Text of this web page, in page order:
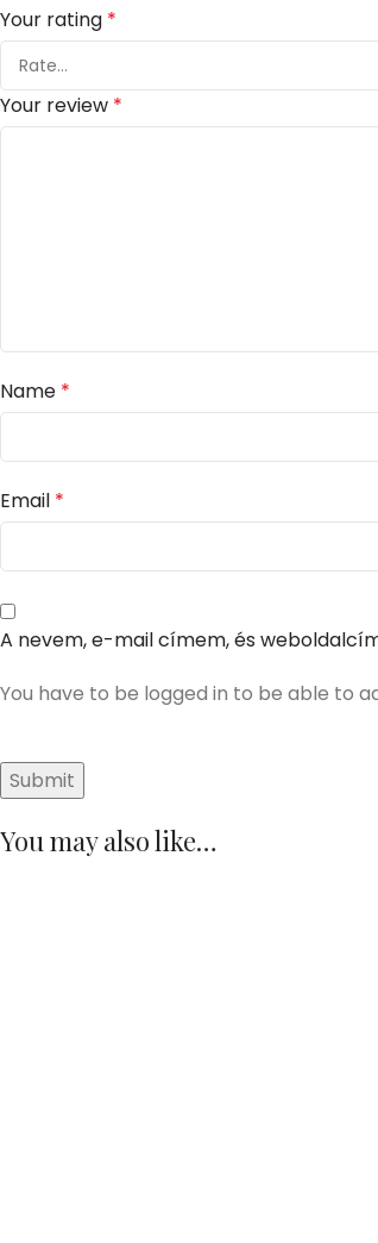
Your rating *
Your review *
Name *
Email *
A nevem, e-mail címem, és
You have to be logged in to be able to
You may also like…